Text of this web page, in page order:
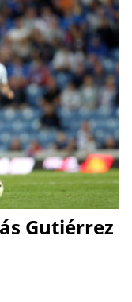
Gutiérrez